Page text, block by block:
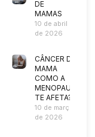
DE
MAMAS
10 de abril
de 2026
CÂNCER DE
MAMA
COMO A
MENOPAUSA
TE AFETA?
10 de março
de 2026